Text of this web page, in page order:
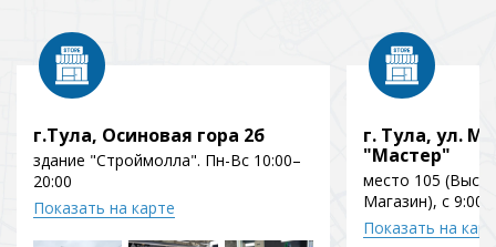
г.Тула, Осиновая гора 2б
здание "Строймолла". Пн-Вс 10:00–
20:00
Показать на карте
г. Тула, ул.
"Мастер"
место 105
Магазин), с 9:00
Показать на